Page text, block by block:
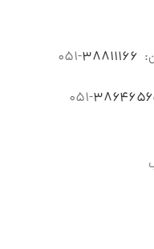
۳۸۸۱۱۱۶۶-۰۵۱
-۰۵۱